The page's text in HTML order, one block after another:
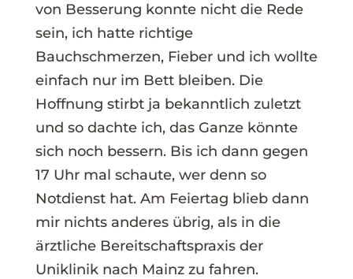
von Besserung konnte nicht die Rede
sein, ich hatte richtige
Bauchschmerzen, Fieber und ich wollte
einfach nur im Bett bleiben. Die
Hoffnung stirbt ja bekanntlich zuletzt
und so dachte ich, das Ganze könnte
sich noch bessern. Bis ich dann gegen
17 Uhr mal schaute, wer denn so
Notdienst hat. Am Feiertag blieb dann
mir nichts anderes übrig, als in die
ärztliche Bereitschaftspraxis der
Uniklinik nach Mainz zu fahren.